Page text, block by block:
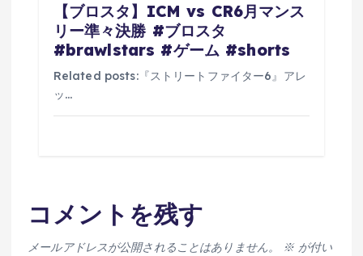
【ブロスタ】ICM vs CR6月マンス
リー準々決勝 #ブロスタ
#brawlstars #ゲーム #shorts
Related posts:『ストリートファイター6』アレ
ッ…
コメントを残す
メールアドレスが公開されることはありません。 ※が付い